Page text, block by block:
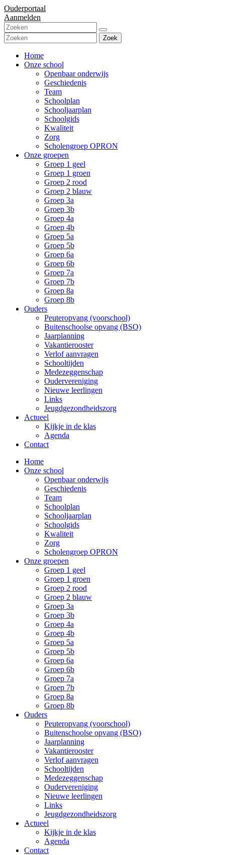
Ouderportaal
Aanmelden
Zoek
Home
Onze school
Openbaar onderwijs
Geschiedenis
Team
Schoolplan
Schooljaarplan
Schoolgids
Kwaliteit
Zorg
Scholengroep OPRON
Onze groepen
Groep 1 geel
Groep 1 groen
Groep 2 rood
Groep 2 blauw
Groep 3a
Groep 3b
Groep 4a
Groep 4b
Groep 5a
Groep 5b
Groep 6a
Groep 6b
Groep 7a
Groep 7b
Groep 8a
Groep 8b
Ouders
Peuteropvang (voorschool)
Buitenschoolse opvang (BSO)
Jaarplanning
Vakantierooster
Verlof aanvragen
Schooltijden
Medezeggenschap
Oudervereniging
Nieuwe leerlingen
Links
Jeugdgezondheidszorg
Actueel
Kijkje in de klas
Agenda
Contact
Home
Onze school
Openbaar onderwijs
Geschiedenis
Team
Schoolplan
Schooljaarplan
Schoolgids
Kwaliteit
Zorg
Scholengroep OPRON
Onze groepen
Groep 1 geel
Groep 1 groen
Groep 2 rood
Groep 2 blauw
Groep 3a
Groep 3b
Groep 4a
Groep 4b
Groep 5a
Groep 5b
Groep 6a
Groep 6b
Groep 7a
Groep 7b
Groep 8a
Groep 8b
Ouders
Peuteropvang (voorschool)
Buitenschoolse opvang (BSO)
Jaarplanning
Vakantierooster
Verlof aanvragen
Schooltijden
Medezeggenschap
Oudervereniging
Nieuwe leerlingen
Links
Jeugdgezondheidszorg
Actueel
Kijkje in de klas
Agenda
Contact